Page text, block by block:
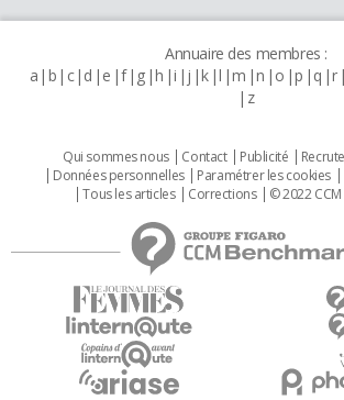
Annuaire des membres :
a b c d e f g h i j k l m n o p q r
z
Qui sommes nous Contact Publicité
Données personnelles
Paramétrer les cookies
Tous les articles
Corrections © 2022